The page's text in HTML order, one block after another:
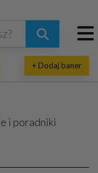
+ Dodaj baner
i poradniki